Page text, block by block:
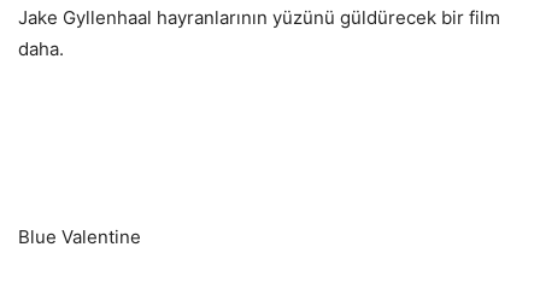
Jake Gyllenhaal hayranlarının yüzünü güldürecek bir film
daha.
Blue Valentine